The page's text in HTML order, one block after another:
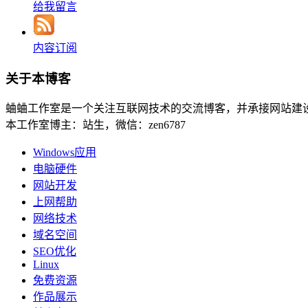
给我留言
内容订阅
关于本博客
蛐蛐工作室是一个关注互联网技术的交流博客，并承接网站建
本工作室博主：站生，微信：zen6787
Windows应用
电脑硬件
网站开发
上网帮助
网络技术
域名空间
SEO优化
Linux
免费资源
作品展示